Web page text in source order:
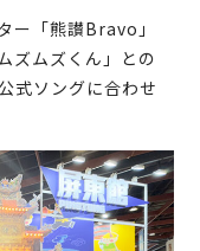
ー「熊讃Bravo」
ズムズくん」との
式ソングに合わせ